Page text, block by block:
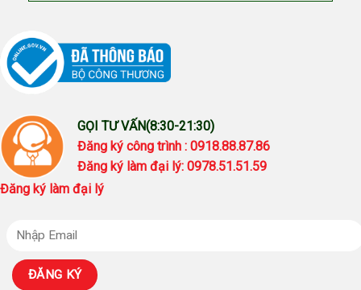
GỌI TƯ VẤN(8:30-21:30)
Đăng ký công trình : 0918.88.87.86
Đăng ký làm đại lý: 0978.51.51.59
Đăng ký làm đại lý